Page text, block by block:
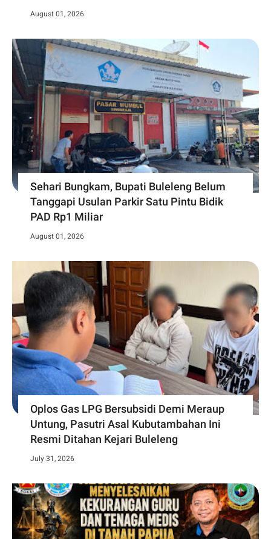
August 01, 2026
Sehari Bungkam, Bupati Buleleng Belum
Tanggapi Usulan Parkir Satu Pintu Bidik
PAD Rp1 Miliar
August 01, 2026
Oplos Gas LPG Bersubsidi Demi Meraup
Untung, Pasutri Asal Kubutambahan Ini
Resmi Ditahan Kejari Buleleng
July 31, 2026